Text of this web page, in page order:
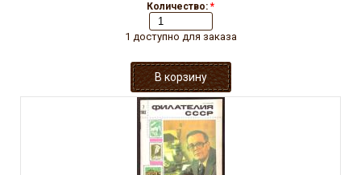
Количество: *
1 доступно для заказа